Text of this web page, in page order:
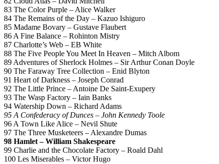
83 The Color Purple – Alice Walker
84 The Remains of the Day – Kazuo Ishiguro
85 Madame Bovary – Gustave Flaubert
86 A Fine Balance – Rohinton Mistry
87 Charlotte’s Web – EB White
88 The Five People You Meet In Heaven – Mitch Albom
89 Adventures of Sherlock Holmes – Sir Arthur Conan Doyle
90 The Faraway Tree Collection – Enid Blyton
91 Heart of Darkness – Joseph Conrad
92 The Little Prince – Antoine De Saint-Exupery
93 The Wasp Factory – Iain Banks
94 Watership Down – Richard Adams
95 A Confederacy of Dunces – John Kennedy Toole
96 A Town Like Alice – Nevil Shute
97 The Three Musketeers – Alexandre Dumas
98 Hamlet – William Shakespeare
99 Charlie and the Chocolate Factory – Roald Dahl
100 Les Miserables – Victor Hugo